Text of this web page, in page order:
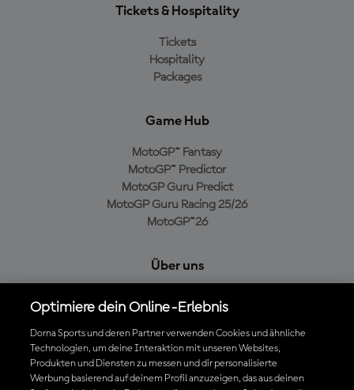
Tickets & Hospitality
Tickets
Hospitality
Packages
Game Hub
MotoGP™ Fantasy
MotoGP™ Predictor
MotoGP Guru Predict
MotoGP Guru Racing 25/26
MotoGP™26
Über uns
Cookie-Richtlinien
Geschäftsbedingungen
Datenschutzrichtlinien
Kaufrichtlinie
Optimiere dein Online-Erlebnis
Dorna Sports und deren Partner verwenden Cookies und ähnliche
Technologien, um deine Interaktion mit unseren Websites,
Produkten und Diensten zu messen und dir personalisierte
Werbung basierend auf deinem Profil anzuzeigen, das aus deinen